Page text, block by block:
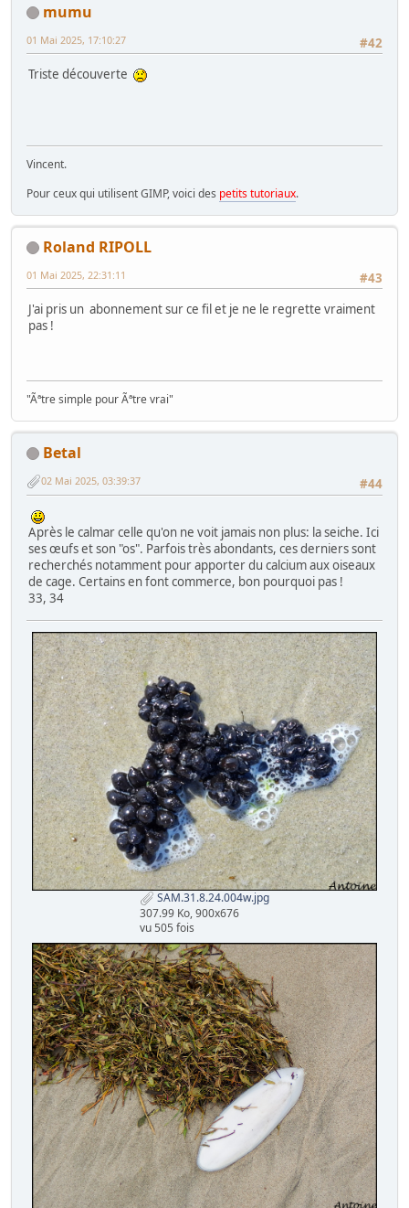
mumu
#42
01 Mai 2025, 17:10:27
Triste découverte
Vincent.
Pour ceux qui utilisent GIMP, voici des petits tutoriaux.
Roland RIPOLL
#43
01 Mai 2025, 22:31:11
J'ai pris un abonnement sur ce fil et je ne le regrette vraiment
pas !
"Ãªtre simple pour Ãªtre vrai"
Betal
#44
02 Mai 2025, 03:39:37
Après le calmar celle qu'on ne voit jamais non plus: la seiche. Ici
ses œufs et son "os". Parfois très abondants, ces derniers sont
recherchés notamment pour apporter du calcium aux oiseaux
de cage. Certains en font commerce, bon pourquoi pas !
33, 34
SAM.31.8.24.004w.jpg
307.99 Ko, 900x676
vu 505 fois